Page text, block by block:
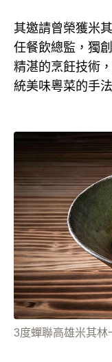
其邀請曾榮獲米
任餐飲總監，獨
精湛的烹飪技術
統美味粵菜的手
3度蟬聯高雄米其林